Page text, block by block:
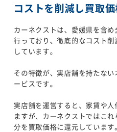
コストを削減し買取
カーネクストは、愛媛県を含
行っており、徹底的なコスト
しています。
その特徴が、実店舗を持たな
ービスです。
実店舗を運営すると、家賃や
ますが、カーネクストではこ
分を買取価格に還元しています。